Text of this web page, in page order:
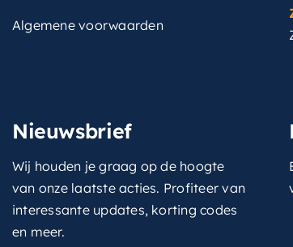
Algemene voorwaarden
Nieuwsbrief
Wij houden je graag op de hoogte
van onze laatste acties. Profiteer van
interessante updates, korting codes
en meer.